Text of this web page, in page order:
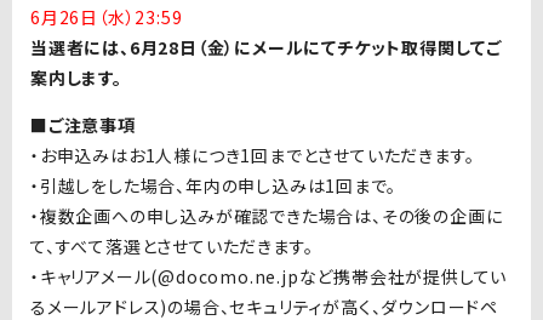
6月26日（水）23:59
当選者には、6月28日（金）にメールにてチケット取得関してご
案内します。
■ご注意事項
・お申込みはお1人様につき1回までとさせていただきます。
・引越しをした場合、年内の申し込みは1回まで。
・複数企画への申し込みが確認できた場合は、その後の企画に
て、すべて落選とさせていただきます。
・キャリアメール(@docomo.ne.jpなど携帯会社が提供してい
るメールアドレス)の場合、セキュリティが高く、ダウンロードペ